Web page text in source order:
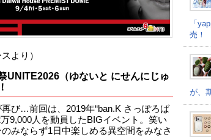
より）
UNITE2026（ゆないと にせんにじゅ
び…前回は、2019年“ban.K さっぽろば
9,000人を動員したBIGイベント。笑い
みならず1日中楽しめる異空間をみなさ
「
売！
が、